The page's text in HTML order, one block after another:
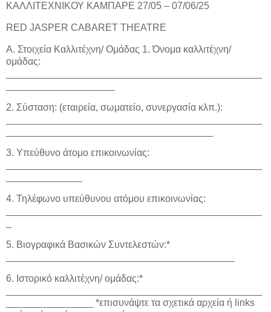
ΚΑΛΛΙΤΕΧΝΙΚΟΥ ΚΑΜΠΑΡΕ 27/05 – 07/06/25
RED JASPER CABARET THEATRE
Α. Στοιχεία Καλλιτέχνη/ Ομάδας 1. Όνομα καλλιτέχνη/
ομάδας:
2. Σύσταση: (εταιρεία, σωματείο, συνεργασία κλπ.):
3. Υπεύθυνο άτομο επικοινωνίας:
4. Τηλέφωνο υπεύθυνου ατόμου επικοινωνίας:
5. Βιογραφικά Βασικών Συντελεστών:*
6. Ιστορικό καλλιτέχνη/ ομάδας:*
________________ *επισυνάψτε τα σχετικά αρχεία ή links